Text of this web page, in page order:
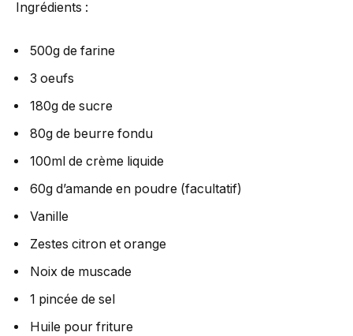
Ingrédients :
500g de farine
3 oeufs
180g de sucre
80g de beurre fondu
100ml de crème liquide
60g d’amande en poudre (facultatif)
Vanille
Zestes citron et orange
Noix de muscade
1 pincée de sel
Huile pour friture